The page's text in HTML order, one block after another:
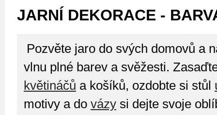
JARNÍ DEKORACE -
Pozvěte jaro do svých domovů a
vlnu plné barev a svěžesti.
květináčů a košíků, ozdobte si stůl
motivy a do vázy si dejte svoje